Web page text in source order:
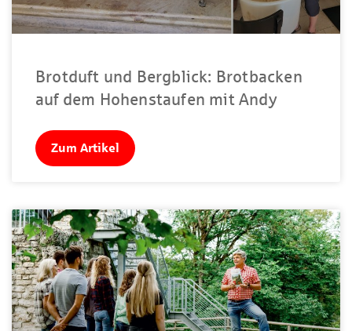
Brotduft und Bergblick: Brotbacken
auf dem Hohenstaufen mit Andy
Zum Artikel